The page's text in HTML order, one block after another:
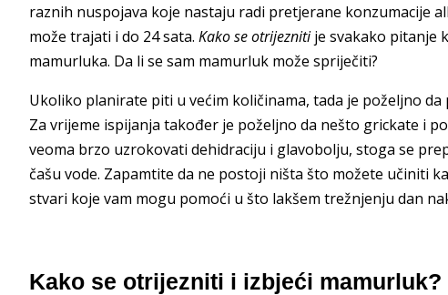
raznih nuspojava koje nastaju radi pretjerane konzumacije
može trajati i do 24 sata. Kako se otrijeznitije svakako pitanje
mamurluka. Da li se sam mamurluk može spriječiti?
Ukoliko planirate piti u većim količinama, tada je poželjno
Za vrijeme ispijanja također je poželjno da nešto grickate i
veoma brzo uzrokovati dehidraciju i glavobolju, stoga se
čašu vode. Zapamtite da ne postoji ništa što možete učiniti
stvari koje vam mogu pomoći u što lakšem trežnjenju dan
Kako se otrijezniti i izbjeći mamurluk?